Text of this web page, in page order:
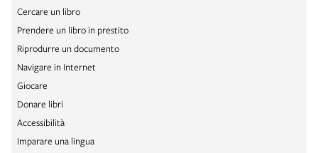
Cercare un libro
Prendere un libro in prestito
Riprodurre un documento
Navigare in Internet
Giocare
Donare libri
Accessibilità
Imparare una lingua